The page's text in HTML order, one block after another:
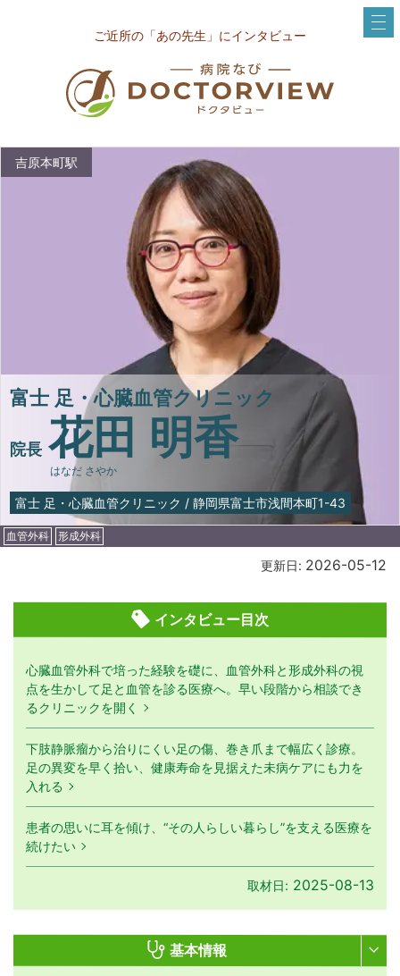
ご近所の「あの先生」にインタビュー
吉原本町駅
富士 足・心臓血管クリニック
院長 花田 明香
はなだ さやか
富士 足・心臓血管クリニック / 静岡県富士市浅間本町1-43
血管外科 形成外科
更新日: 2026-05-12
インタビュー目次
心臓血管外科で培った経験を礎に、血管外科と形成外科の視
点を生かして足と血管を診る医療へ。早い段階から相談でき
るクリニックを開く
下肢静脈瘤から治りにくい足の傷、巻き爪まで幅広く診療。
足の異変を早く拾い、健康寿命を見据えた未病ケアにも力を
入れる
患者の思いに耳を傾け、“その人らしい暮らし”を支える医療を
続けたい
取材日: 2025-08-13
基本情報